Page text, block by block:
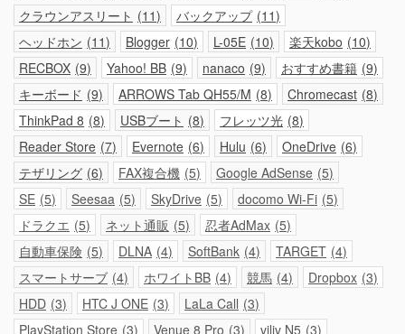
クラウンアスリート
11 バックアップ 11
ヘッドホン 11 Blogger 10 L-05E 10 楽天kobo 10
RECBOX 9 Yahoo! BB 9 nanaco 9 おすすめ書籍 9
キーボード 9 ARROWS Tab QH55/M 8 Chromecast 8
ThinkPad 8 8 USBブート 8 フレッツ光 8
Reader Store 7 Evernote 6 Hulu 6 OneDrive 6
テザリング 6 FAX複合機 5 Google AdSense 5
SE 5 Seesaa 5 SkyDrive 5 docomo Wi-Fi 5
ドラクエ 5 ネット通販 5 忍者AdMax 5
自動車保険 5 DLNA 4 SoftBank 4 TARGET 4
スマートサーブ 4 ホワイトBB 4 競馬 4 Dropbox 3
HDD 3 HTC J ONE 3 LaLa Call 3
PlayStation Store 3 Venue 8 Pro 3 viliv N5 3